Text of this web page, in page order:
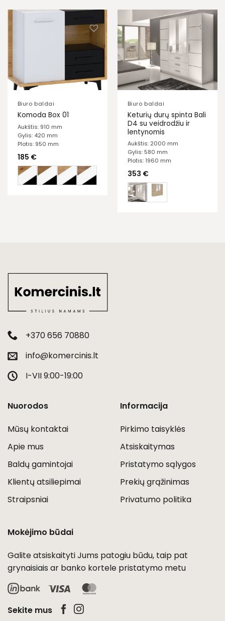
Biuro baldai
Komoda Box 01
Aukštis: 910 mm
Gylis: 420 mm
Plotis: 950 mm
185 €
Biuro baldai
Keturių durų spinta Bali
D4 su veidrodžiu ir
lentynomis
Aukštis: 2000 mm
Gylis: 580 mm
Plotis: 1960 mm
353 €
+370 656 70880
info@komercinis.lt
I-VII 9:00-19:00
Nuorodos
Mūsų kontaktai
Apie mus
Baldų gamintojai
Klientų atsiliepimai
Straipsniai
Informacija
Pirkimo taisyklės
Atsiskaitymas
Pristatymo sąlygos
Prekių grąžinimas
Privatumo politika
Mokėjimo būdai
Galite atsiskaityti Jums patogiu būdu, taip pat
grynaisiais ar banko kortele pristatymo metu
Visa
Sekite mus